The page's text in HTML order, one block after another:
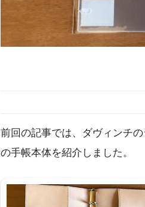
前回の記事では、ダヴィンチ
の手帳本体を紹介しました。